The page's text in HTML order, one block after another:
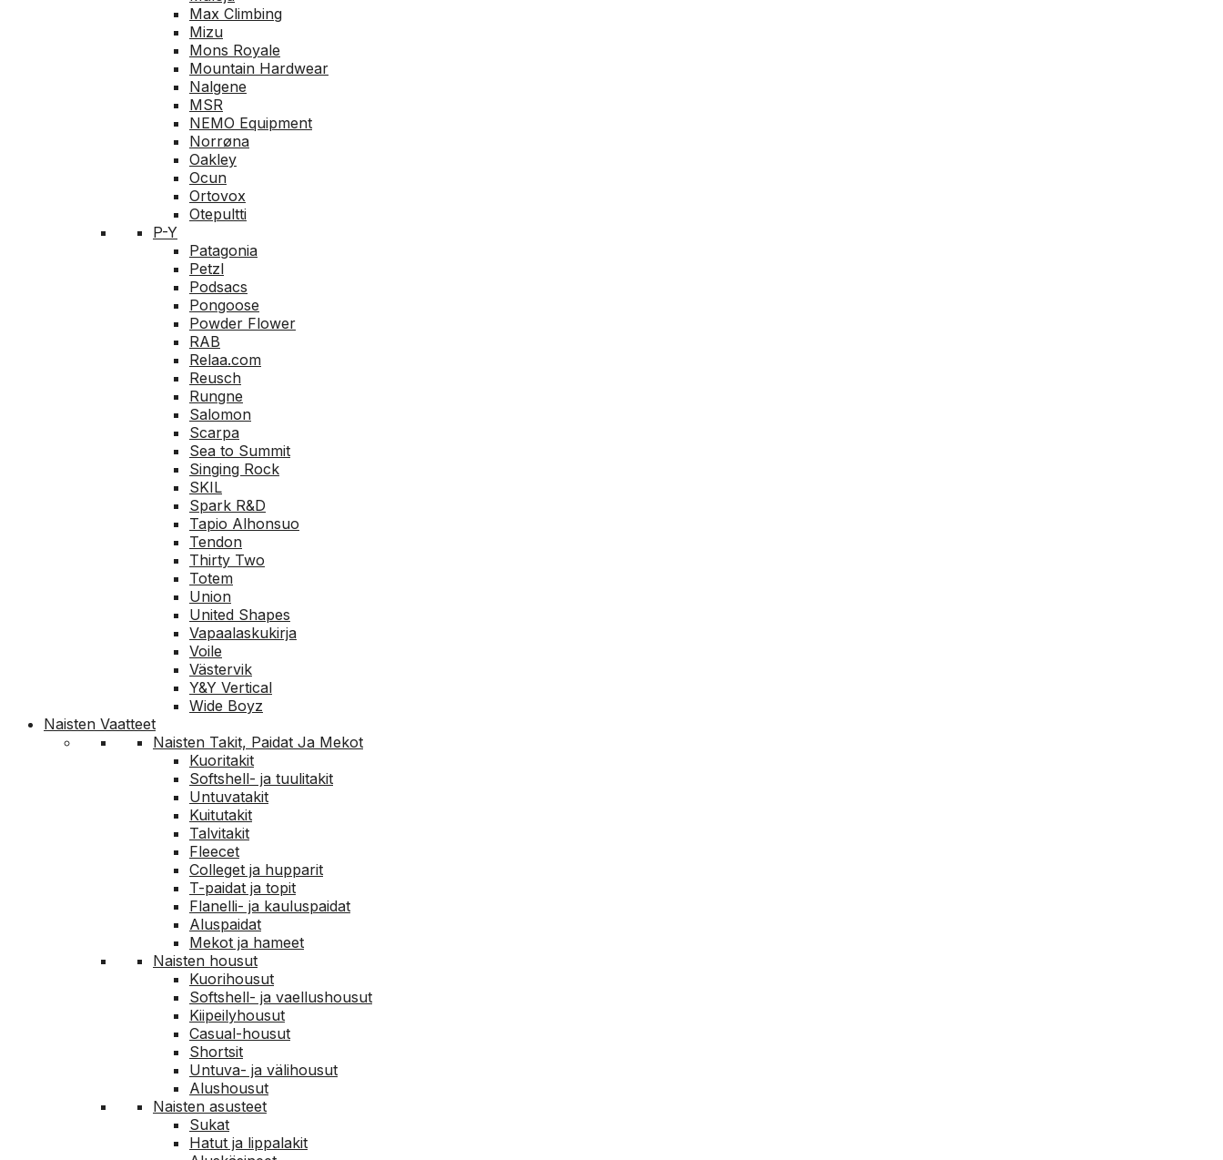
Max Climbing
Mizu
Mons Royale
Mountain Hardwear
Nalgene
MSR
NEMO Equipment
Norrøna
Oakley
Ocun
Ortovox
Otepultti
P-Y
Patagonia
Petzl
Podsacs
Pongoose
Powder Flower
RAB
Relaa.com
Reusch
Rungne
Salomon
Scarpa
Sea to Summit
Singing Rock
SKIL
Spark R&D
Tapio Alhonsuo
Tendon
Thirty Two
Totem
Union
United Shapes
Vapaalaskukirja
Voile
Västervik
Y&Y Vertical
Wide Boyz
Naisten Vaatteet
Naisten Takit, Paidat Ja Mekot
Kuoritakit
Softshell- ja tuulitakit
Untuvatakit
Kuitutakit
Talvitakit
Fleecet
Colleget ja hupparit
T-paidat ja topit
Flanelli- ja kauluspaidat
Aluspaidat
Mekot ja hameet
Naisten housut
Kuorihousut
Softshell- ja vaellushousut
Kiipeilyhousut
Casual-housut
Shortsit
Untuva- ja välihousut
Alushousut
Naisten asusteet
Sukat
Hatut ja lippalakit